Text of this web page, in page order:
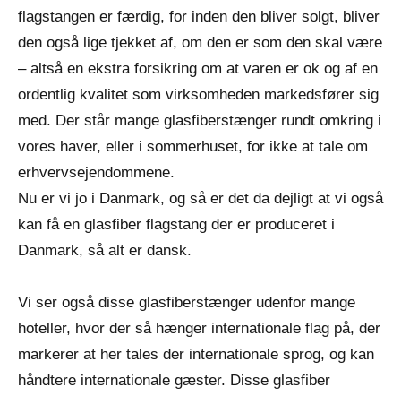
flagstangen er færdig, for inden den bliver solgt, bliver
den også lige tjekket af, om den er som den skal være
– altså en ekstra forsikring om at varen er ok og af en
ordentlig kvalitet som virksomheden markedsfører sig
med. Der står mange glasfiberstænger rundt omkring i
vores haver, eller i sommerhuset, for ikke at tale om
erhvervsejendommene.
Nu er vi jo i Danmark, og så er det da dejligt at vi også
kan få en glasfiber flagstang der er produceret i
Danmark, så alt er dansk.
Vi ser også disse glasfiberstænger udenfor mange
hoteller, hvor der så hænger internationale flag på, der
markerer at her tales der internationale sprog, og kan
håndtere internationale gæster. Disse glasfiber